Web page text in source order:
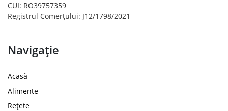
CUI: RO39757359
Registrul Comerțului: J12/1798/2021
Navigație
Acasă
Alimente
Rețete